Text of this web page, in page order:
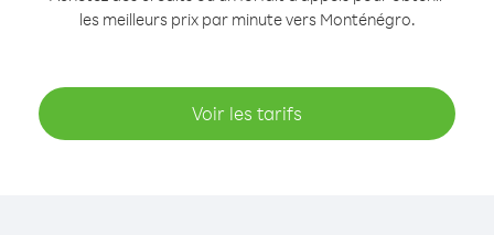
les meilleurs prix par minute vers Monténégro.
Voir les tarifs